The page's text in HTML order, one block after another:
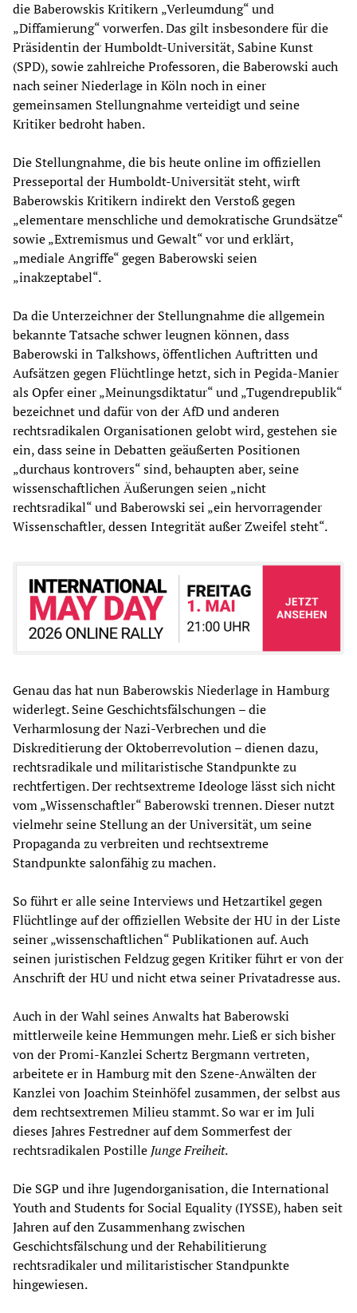
die Baberowskis Kritikern „Verleumdung“ und
„Diffamierung“ vorwerfen. Das gilt insbesondere für die
Präsidentin der Humboldt-Universität, Sabine Kunst
(SPD), sowie zahlreiche Professoren, die Baberowski auch
nach seiner Niederlage in Köln noch in einer
gemeinsamen Stellungnahme verteidigt und seine
Kritiker bedroht haben.
Die Stellungnahme, die bis heute online im offiziellen
Presseportal der Humboldt-Universität steht, wirft
Baberowskis Kritikern indirekt den Verstoß gegen
„elementare menschliche und demokratische Grundsätze“
sowie „Extremismus und Gewalt“ vor und erklärt,
„mediale Angriffe“ gegen Baberowski seien
„inakzeptabel“.
Da die Unterzeichner der Stellungnahme die allgemein
bekannte Tatsache schwer leugnen können, dass
Baberowski in Talkshows, öffentlichen Auftritten und
Aufsätzen gegen Flüchtlinge hetzt, sich in Pegida-Manier
als Opfer einer „Meinungsdiktatur“ und „Tugendrepublik“
bezeichnet und dafür von der AfD und anderen
rechtsradikalen Organisationen gelobt wird, gestehen sie
ein, dass seine in Debatten geäußerten Positionen
„durchaus kontrovers“ sind, behaupten aber, seine
wissenschaftlichen Äußerungen seien „nicht
rechtsradikal“ und Baberowski sei „ein hervorragender
Wissenschaftler, dessen Integrität außer Zweifel steht“.
Genau das hat nun Baberowskis Niederlage in Hamburg
widerlegt. Seine Geschichtsfälschungen – die
Verharmlosung der Nazi-Verbrechen und die
Diskreditierung der Oktoberrevolution – dienen dazu,
rechtsradikale und militaristische Standpunkte zu
rechtfertigen. Der rechtsextreme Ideologe lässt sich nicht
vom „Wissenschaftler“ Baberowski trennen. Dieser nutzt
vielmehr seine Stellung an der Universität, um seine
Propaganda zu verbreiten und rechtsextreme
Standpunkte salonfähig zu machen.
So führt er alle seine Interviews und Hetzartikel gegen
Flüchtlinge auf der offiziellen Website der HU in der Liste
seiner „wissenschaftlichen“ Publikationen auf. Auch
seinen juristischen Feldzug gegen Kritiker führt er von der
Anschrift der HU und nicht etwa seiner Privatadresse aus.
Auch in der Wahl seines Anwalts hat Baberowski
mittlerweile keine Hemmungen mehr. Ließ er sich bisher
von der Promi-Kanzlei Schertz Bergmann vertreten,
arbeitete er in Hamburg mit den Szene-Anwälten der
Kanzlei von Joachim Steinhöfel zusammen, der selbst aus
dem rechtsextremen Milieu stammt. So war er im Juli
dieses Jahres Festredner auf dem Sommerfest der
rechtsradikalen Postille Junge Freiheit.
Die SGP und ihre Jugendorganisation, die International
Youth and Students for Social Equality (IYSSE), haben seit
Jahren auf den Zusammenhang zwischen
Geschichtsfälschung und der Rehabilitierung
rechtsradikaler und militaristischer Standpunkte
hingewiesen.